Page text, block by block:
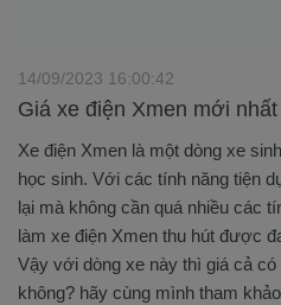
Giá xe điện Xmen mới nhất
14/09/2023 16:00:42
Xe điện Xmen là một dòng xe
học sinh. Với các tính năng tiện
lại mà không cần quá nhiều các
làm xe điện Xmen thu hút được
Vậy với dòng xe này thì giá cả
không? hãy cùng mình tham